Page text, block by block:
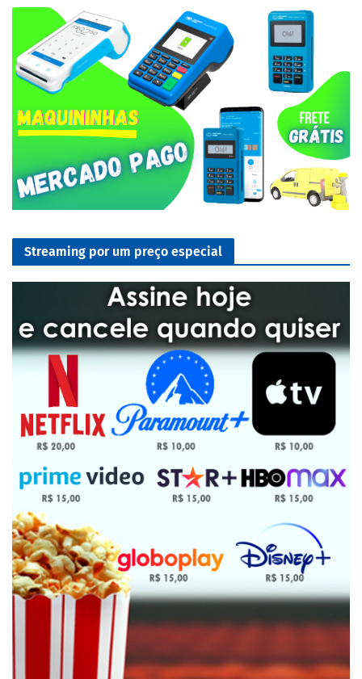
Streaming por um preço especial